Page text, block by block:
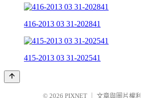
416-2013 03 31-202841
415-2013 03 31-202541
© 2026 PIXNET 文章與圖片權